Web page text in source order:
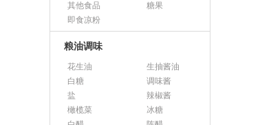
其他食品
糖果
即食凉粉
粮油调味
花生油
生抽酱油
白糖
调味酱
盐
辣椒酱
橄榄菜
冰糖